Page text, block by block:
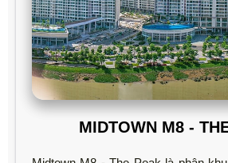
MIDTOWN M8 -